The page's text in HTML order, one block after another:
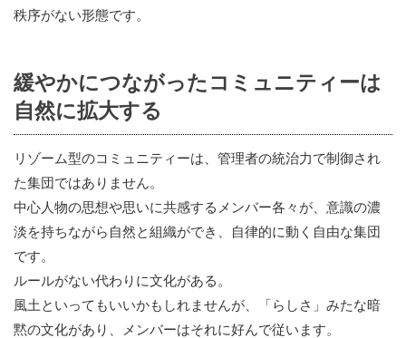
秩序がない形態です。
緩やかにつながったコミュニティーは
自然に拡大する
リゾーム型のコミュニティーは、管理者の統治力で制御され
た集団ではありません。
中心人物の思想や思いに共感するメンバー各々が、意識の濃
淡を持ちながら自然と組織ができ、自律的に動く自由な集団
です。
ルールがない代わりに文化がある。
風土といってもいいかもしれませんが、「らしさ」みたな暗
黙の文化があり、メンバーはそれに好んで従います。